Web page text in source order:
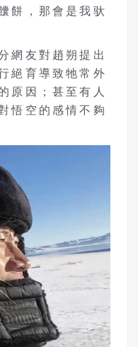
餅，那會是我驮
網友對趙朔提出
絕育導致牠常外
原因；甚至有人
悟空的感情不夠